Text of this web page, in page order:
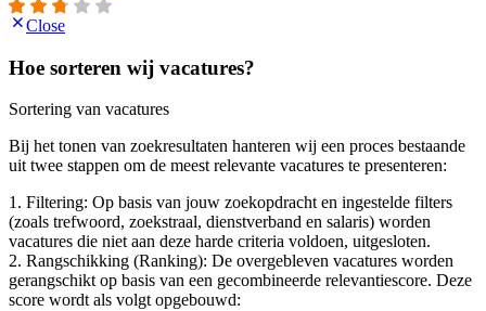
Close
Hoe sorteren wij vacatures?
Sortering van vacatures
Bij het tonen van zoekresultaten hanteren wij een proces bestaande
uit twee stappen om de meest relevante vacatures te presenteren:
1. Filtering: Op basis van jouw zoekopdracht en ingestelde filters
(zoals trefwoord, zoekstraal, dienstverband en salaris) worden
vacatures die niet aan deze harde criteria voldoen, uitgesloten.
2. Rangschikking (Ranking): De overgebleven vacatures worden
gerangschikt op basis van een gecombineerde relevantiescore. Deze
score wordt als volgt opgebouwd: